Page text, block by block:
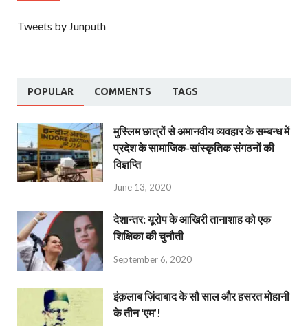
Tweets by Junputh
POPULAR COMMENTS TAGS
मुस्लिम छात्रों से अमानवीय व्यवहार के सम्बन्ध में
प्रदेश के सामाजिक-सांस्कृतिक संगठनों की
विज्ञप्ति
June 13, 2020
देशान्‍तर: यूरोप के आखिरी तानाशाह को एक
शिक्षिका की चुनौती
September 6, 2020
इंक़लाब ज़िंदाबाद के सौ साल और हसरत मोहानी
के तीन ‘एम’!